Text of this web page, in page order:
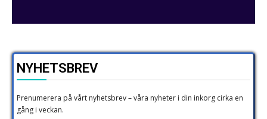
NYHETSBREV
Prenumerera på vårt nyhetsbrev – våra nyheter i din inkorg cirka en
gång i veckan.